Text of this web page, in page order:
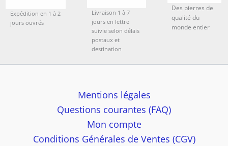
Expédition en 1 à 2
jours ouvrés
Livraison 1 à 7
jours en lettre
suivie selon délais
postaux et
destination
Des pierres de
qualité du
monde entier
Mentions légales
Questions courantes (FAQ)
Mon compte
Conditions Générales de Ventes (CGV)